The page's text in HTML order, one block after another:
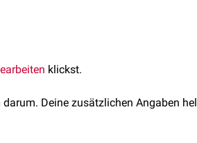
keine Aussage darüber getroffen,
in den Gegenstandskatalog
klickst.
Deine zusätzlichen Angaben